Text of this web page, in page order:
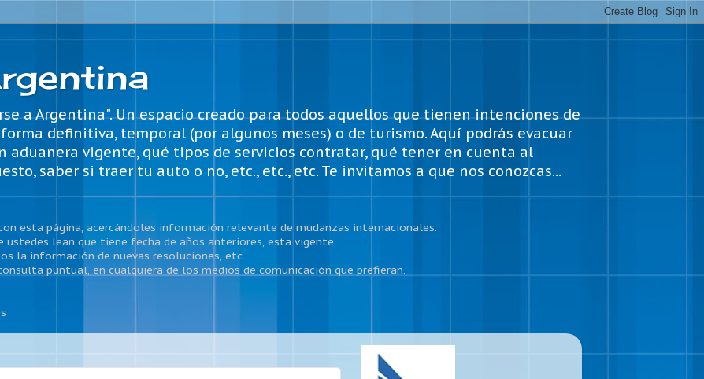
a Argentina". Un espacio creado para todos aquellos que tienen intenciones de
definitiva, temporal (por algunos meses) o de turismo. Aquí podrás evacuar
aduanera vigente, qué tipos de servicios contratar, qué tener en cuenta al
saber si traer tu auto o no, etc., etc., etc. Te invitamos a que nos conozcas...
esta página, acercándoles información relevante de mudanzas internacionales.
lean que tiene fecha de años anteriores, esta vigente.
la información de nuevas resoluciones, etc.
puntual, en cualquiera de los medios de comunicación que prefieran.